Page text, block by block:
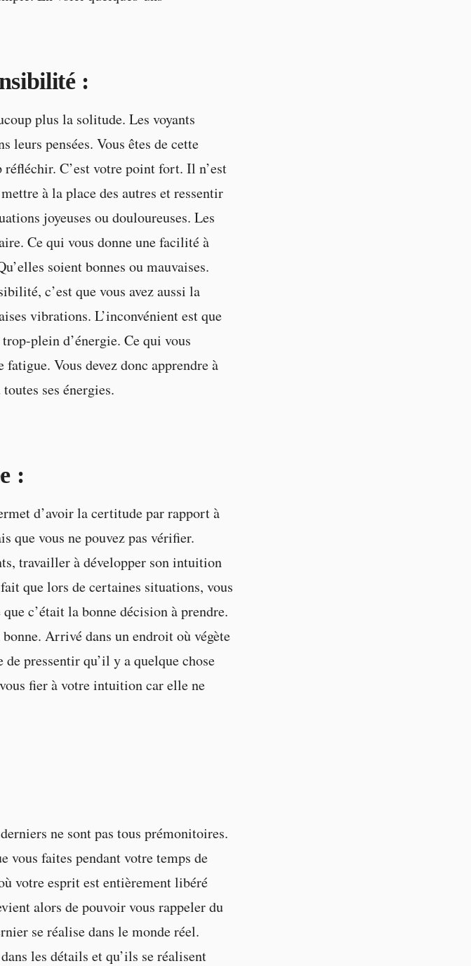
:
plus la solitude. Les voyants
leurs pensées. Vous êtes de cette
réfléchir. C’est votre point fort. Il n’est
à la place des autres et ressentir
joyeuses ou douloureuses. Les
Ce qui vous donne une facilité à
soient bonnes ou mauvaises.
c’est que vous avez aussi la
vibrations. L’inconvénient est que
plein d’énergie. Ce qui vous
Vous devez donc apprendre à
ses énergies.
:
d’avoir la certitude par rapport à
que vous ne pouvez pas vérifier.
travailler à développer son intuition
que lors de certaines situations, vous
c’était la bonne décision à prendre.
Arrivé dans un endroit où végète
pressentir qu’il y a quelque chose
fier à votre intuition car elle ne
ne sont pas tous prémonitoires.
vous faites pendant votre temps de
votre esprit est entièrement libéré
alors de pouvoir vous rappeler du
se réalise dans le monde réel.
les détails et qu’ils se réalisent